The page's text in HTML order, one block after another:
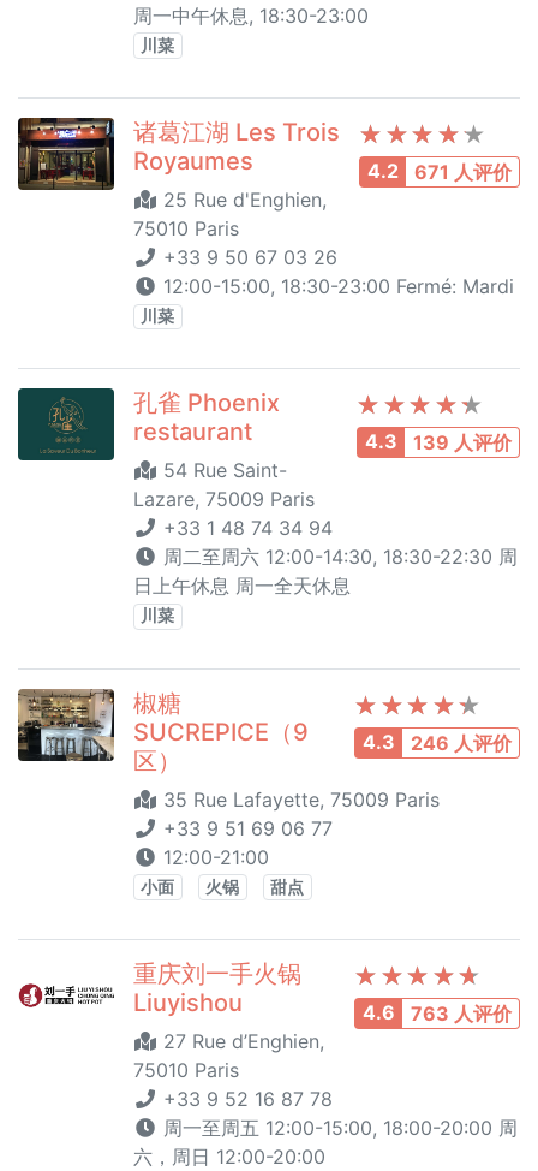
周一中午休息, 18:30-23:00
川菜
4.2 671 人评价
诸葛江湖 Les Trois
Royaumes
25 Rue d'Enghien,
75010 Paris
+33 9 50 67 03 26
12:00-15:00, 18:30-23:00 Fermé: Mardi
川菜
4.3 139 人评价
孔雀 Phoenix
restaurant
54 Rue Saint-
Lazare, 75009 Paris
+33 1 48 74 34 94
周二至周六 12:00-14:30, 18:30-22:30 周
日上午休息 周一全天休息
川菜
4.3 246 人评价
椒糖
SUCREPICE（9
区）
35 Rue Lafayette, 75009 Paris
+33 9 51 69 06 77
12:00-21:00
小面 火锅 甜点
4.6 763 人评价
重庆刘一手火锅
Liuyishou
27 Rue d’Enghien,
75010 Paris
+33 9 52 16 87 78
周一至周五 12:00-15:00, 18:00-20:00 周
六，周日 12:00-20:00